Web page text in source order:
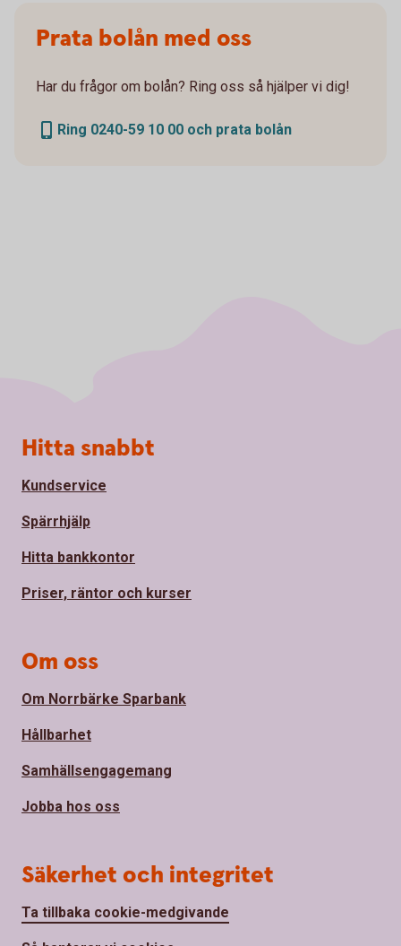
Prata bolån med oss
Har du frågor om bolån? Ring oss så hjälper vi dig!
Ring 0240-59 10 00 och prata bolån
Sidfot
Hitta snabbt
Kundservice
Spärrhjälp
Hitta bankkontor
Priser, räntor och kurser
Om oss
Om Norrbärke Sparbank
Hållbarhet
Samhällsengagemang
Jobba hos oss
Säkerhet och integritet
Ta tillbaka cookie-medgivande